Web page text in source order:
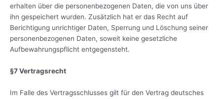
erhalten über die personenbezogenen Daten, die von uns über
ihn gespeichert wurden. Zusätzlich hat er das Recht auf
Berichtigung unrichtiger Daten, Sperrung und Löschung seiner
personenbezogenen Daten, soweit keine gesetzliche
Aufbewahrungspflicht entgegensteht.
§7 Vertragsrecht
Im Falle des Vertragsschlusses gilt für den Vertrag deutsches